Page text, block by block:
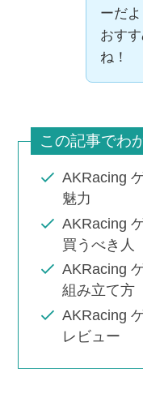
ーだよ
おす
ね！
この記事でわ
AKRacing
魅力
AKRacing
買うべき人
AKRacing
組み立て方
AKRacing
レビュー